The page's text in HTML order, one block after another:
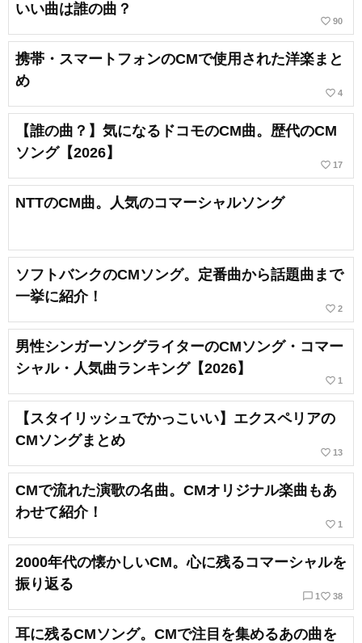
いい曲は誰の曲？
favorite_border 90
携帯・スマートフォンのCMで使用された洋楽まと
め
favorite_border 4
【誰の曲？】気になるドコモのCM曲。歴代のCM
ソング【2026】
favorite_border 17
NTTのCM曲。人気のコマーシャルソング
ソフトバンクのCMソング。定番曲から話題曲まで
一挙に紹介！
favorite_border 2
男性シンガーソングライターのCMソング・コマー
シャル・人気曲ランキング【2026】
favorite_border 1
【スタイリッシュでかっこいい】エクスペリアの
CMソングまとめ
favorite_border 13
CMで流れた演歌の名曲。CMオリジナル楽曲もあ
わせて紹介！
favorite_border 1
2000年代の懐かしいCM。心に残るコマーシャルを
振り返る
chat_bubble_outline 1 favorite_border 38
耳に残るCMソング。CMで注目を集めるあの曲を